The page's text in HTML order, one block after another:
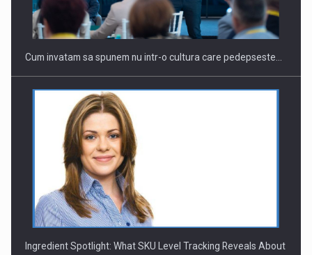
Cum invatam sa spunem nu intr-o cultura care pedepseste…
Ingredient Spotlight: What SKU Level Tracking Reveals About